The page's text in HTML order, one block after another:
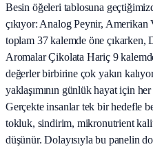
Besin öğeleri tablosuna
çıkıyor: Analog Peynir,
toplam 37 kalemde öne çıkarken,
Aromalar Çikolata Hariç 9
değerler birbirine çok yakın
yaklaşımının günlük hayat için
Gerçekte insanlar tek bir hedefle
tokluk, sindirim, mikronutrient
düşünür. Dolayısıyla bu panelin